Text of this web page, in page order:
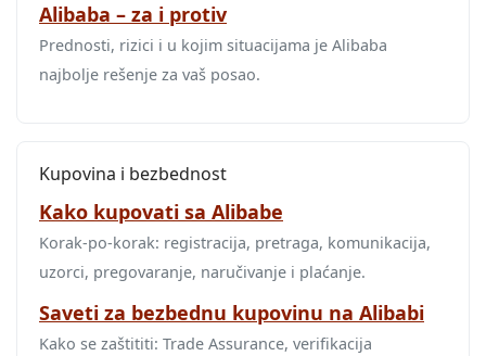
Alibaba – za i protiv
Prednosti, rizici i u kojim situacijama je Alibaba
najbolje rešenje za vaš posao.
Kupovina i bezbednost
Kako kupovati sa Alibabe
Korak‑po‑korak: registracija, pretraga, komunikacija,
uzorci, pregovaranje, naručivanje i plaćanje.
Saveti za bezbednu kupovinu na Alibabi
Kako se zaštititi: Trade Assurance, verifikacija